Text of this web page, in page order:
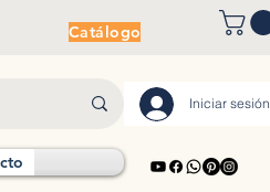
Catálogo
Iniciar sesión